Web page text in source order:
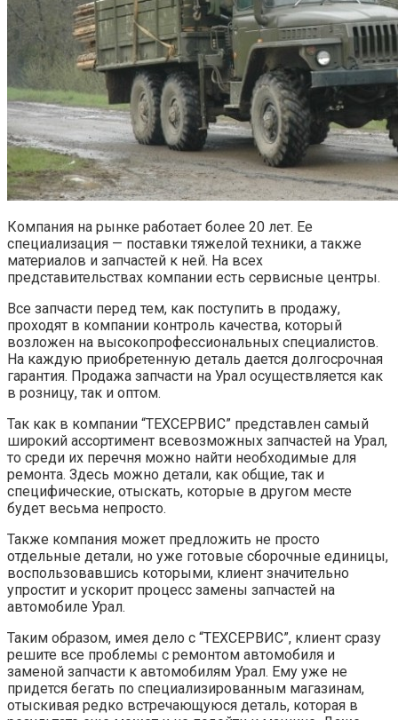
Компания на рынке работает более 20 лет. Ее
специализация — поставки тяжелой техники, а также
материалов и запчастей к ней. На всех
представительствах компании есть сервисные центры.
Все запчасти перед тем, как поступить в продажу,
проходят в компании контроль качества, который
возложен на высокопрофессиональных специалистов.
На каждую приобретенную деталь дается долгосрочная
гарантия. Продажа запчасти на Урал осуществляется как
в розницу, так и оптом.
Так как в компании “ТЕХСЕРВИС” представлен самый
широкий ассортимент всевозможных запчастей на Урал,
то среди их перечня можно найти необходимые для
ремонта. Здесь можно детали, как общие, так и
специфические, отыскать, которые в другом месте
будет весьма непросто.
Также компания может предложить не просто
отдельные детали, но уже готовые сборочные единицы,
воспользовавшись которыми, клиент значительно
упростит и ускорит процесс замены запчастей на
автомобиле Урал.
Таким образом, имея дело с “ТЕХСЕРВИС”, клиент сразу
решите все проблемы с ремонтом автомобиля и
заменой запчасти к автомобилям Урал. Ему уже не
придется бегать по специализированным магазинам,
отыскивая редко встречающуюся деталь, которая в